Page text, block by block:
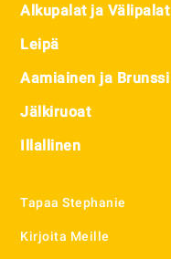
Alkupalat ja Välipalat
Leipä
Aamiainen ja Brunssi
Jälkiruoat
Illallinen
Tapaa Stephanie
Kirjoita Meille